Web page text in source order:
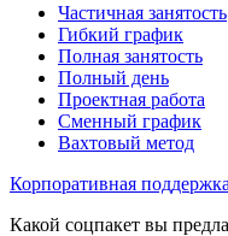
Частичная занятость
Гибкий график
Полная занятость
Полный день
Проектная работа
Сменный график
Вахтовый метод
Корпоративная
Какой соцпакет вы